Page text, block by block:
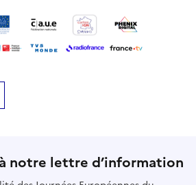
notre lettre d’information